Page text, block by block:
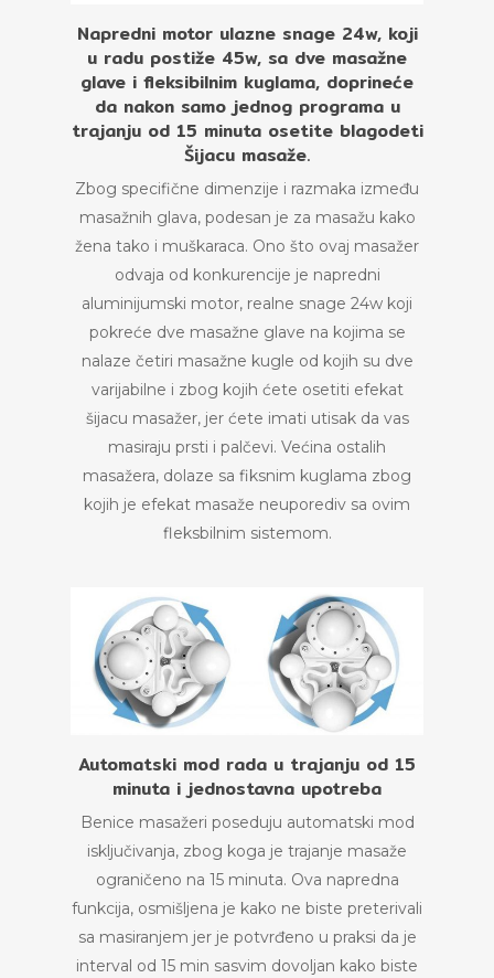
Napredni motor ulazne snage 24w, koji
u radu postiže 45w, sa dve masažne
glave i fleksibilnim kuglama, doprineće
da nakon samo jednog programa u
trajanju od 15 minuta osetite blagodeti
Šijacu masaže.
Zbog specifične dimenzije i razmaka između
masažnih glava, podesan je za masažu kako
žena tako i muškaraca. Ono što ovaj masažer
odvaja od konkurencije je napredni
aluminijumski motor, realne snage 24w koji
pokreće dve masažne glave na kojima se
nalaze četiri masažne kugle od kojih su dve
varijabilne i zbog kojih ćete osetiti efekat
šijacu masažer, jer ćete imati utisak da vas
masiraju prsti i palčevi. Većina ostalih
masažera, dolaze sa fiksnim kuglama zbog
kojih je efekat masaže neuporediv sa ovim
fleksbilnim sistemom.
Automatski mod rada u trajanju od 15
minuta i jednostavna upotreba
Benice masažeri poseduju automatski mod
isključivanja, zbog koga je trajanje masaže
ograničeno na 15 minuta. Ova napredna
funkcija, osmišljena je kako ne biste preterivali
sa masiranjem jer je potvrđeno u praksi da je
interval od 15 min sasvim dovoljan kako biste